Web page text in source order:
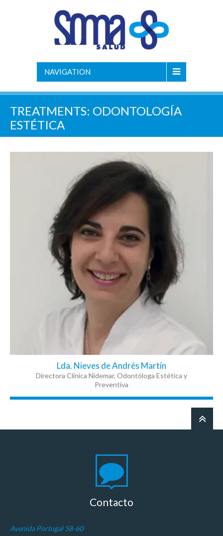
NAVIGATION
TREATMENTS: ODONTOLOGÍA
ESTÉTICA
Lda. Nieves de Andrés Martín
Directora Clínica Nidemar, Odontóloga Estética y
Preventiva
Contacto
Avenida Portugal 58-60